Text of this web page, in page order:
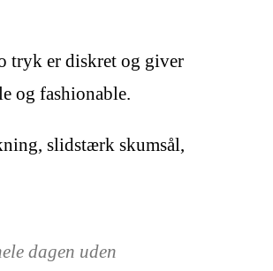
tryk er diskret og giver
og fashionable.
slidstærk skumsål,
dagen uden